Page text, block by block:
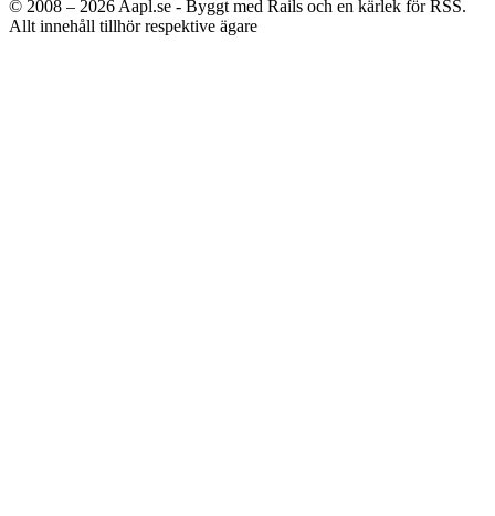
© 2008 – 2026 Aapl.se - Byggt med Rails och en kärlek för RSS.
Allt innehåll tillhör respektive ägare